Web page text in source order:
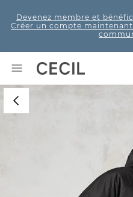
Devenez membre et
Créer un compte maintenant